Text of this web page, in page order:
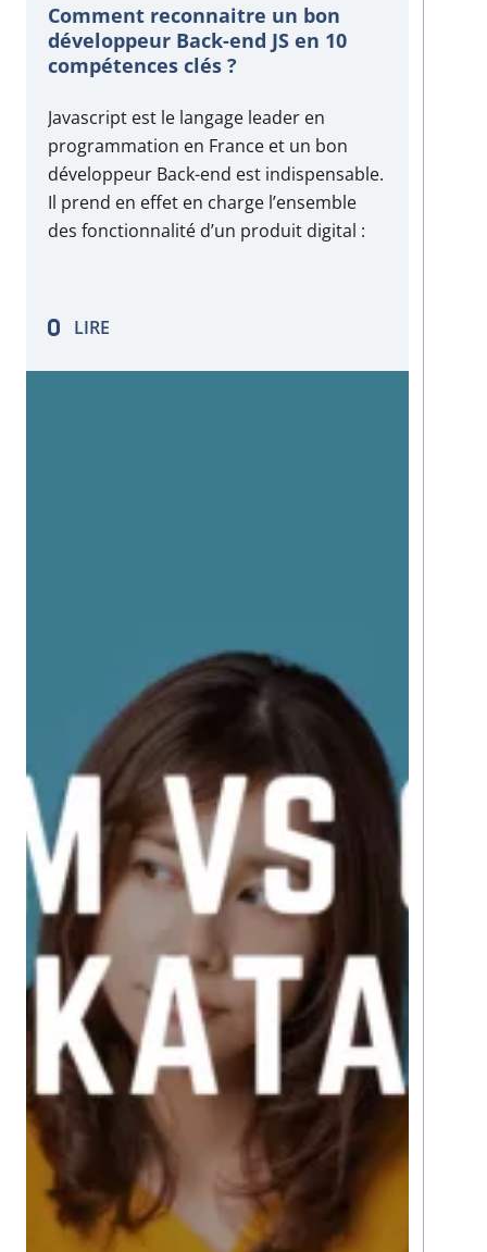
Comment reconnaitre un bon
développeur Back-end JS en 10
compétences clés ?
Javascript est le langage leader en
programmation en France et un bon
développeur Back-end est indispensable.
Il prend en effet en charge l’ensemble
des fonctionnalité d’un produit digital :
et des ressources matérielles comme
humaines, etc. Voici les compétences
indispensables que…
LIRE